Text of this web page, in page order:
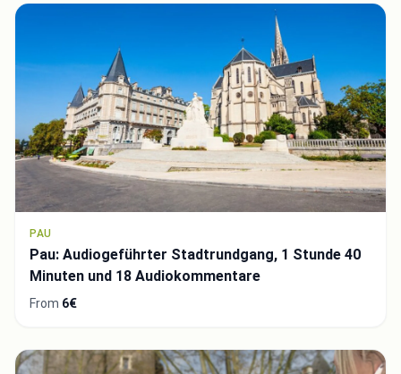
PAU
Pau: Audiogeführter Stadtrundgang, 1 Stunde 40
Minuten und 18 Audiokommentare
From 6€